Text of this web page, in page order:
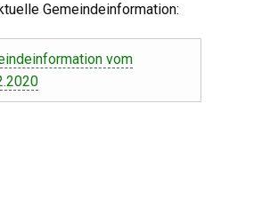
Gemeindeinformation:
vom